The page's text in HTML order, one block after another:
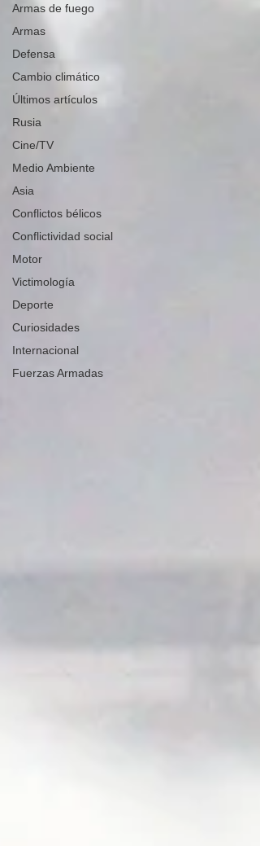
Armas de fuego
Armas
Defensa
Cambio climático
Últimos artículos
Rusia
Cine/TV
Medio Ambiente
Asia
Conflictos bélicos
Conflictividad social
Motor
Victimología
Deporte
Curiosidades
Internacional
Fuerzas Armadas